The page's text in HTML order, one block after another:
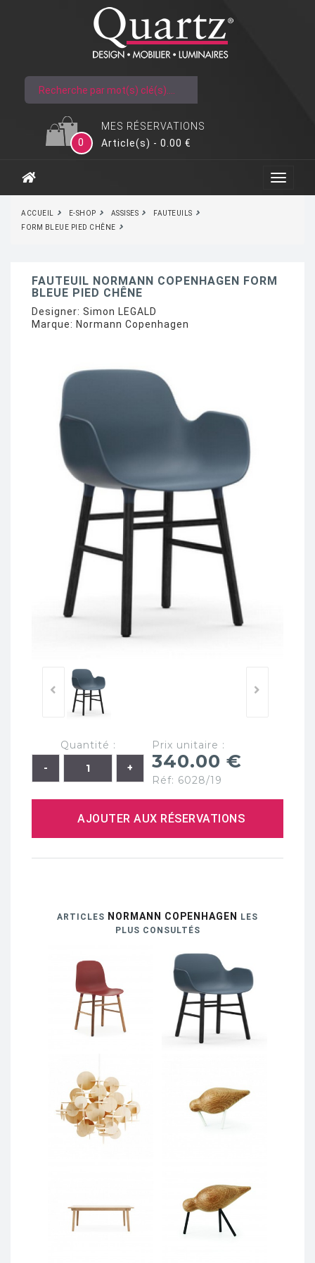
MES RÉSERVATIONS
0
Article(s) - 0.00 €
ACCUEIL E-SHOP ASSISES
FAUTEUILS
FORM BLEUE PIED CHÊNE
FAUTEUIL NORMANN COPENHAGEN FORM
BLEUE PIED CHÊNE
Designer: Simon LEGALD
Marque: Normann Copenhagen
Quantité : Prix unitaire :
340.00 €
Réf: 6028/19
AJOUTER AUX RÉSERVATIONS
ARTICLES NORMANN COPENHAGEN
LES
PLUS CONSULTÉS